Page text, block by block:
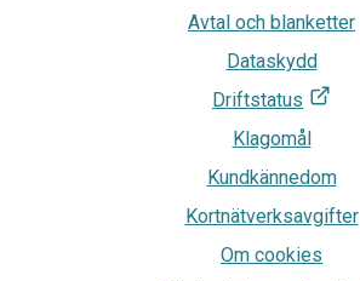
Avtal och blanketter
Dataskydd
Driftstatus
Klagomål
Kundkännedom
Kortnätverksavgifter
Om cookies